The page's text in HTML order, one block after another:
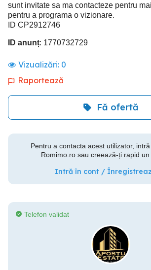
sunt invitate sa ma contacteze pentru
pentru a programa o vizionare.
ID CP2912746
ID anunț: 1770732729
Vizualizări: 0
Raportează
Fă ofertă
Pentru a contacta acest utilizator,
Romimo.ro sau creează-ți rapid
Intră în cont /
Telefon validat